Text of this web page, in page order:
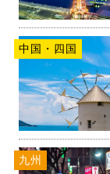
中国・四国
九州